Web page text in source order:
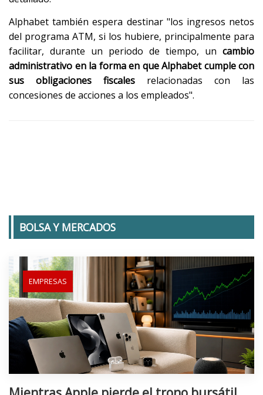
Alphabet también espera destinar "los ingresos netos
del programa ATM, si los hubiere, principalmente para
facilitar, durante un periodo de tiempo, un cambio
administrativo en la forma en que Alphabet cumple con
sus obligaciones fiscales relacionadas con las
concesiones de acciones a los empleados".
BOLSA Y MERCADOS
EMPRESAS